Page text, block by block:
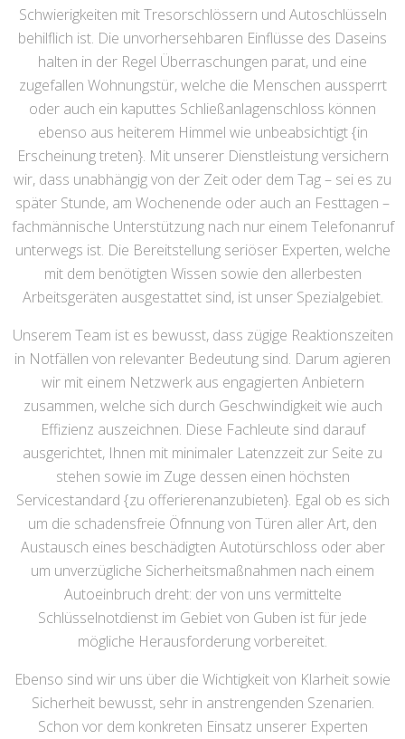
Schwierigkeiten mit Tresorschlössern und Autoschlüsseln
behilflich ist. Die unvorhersehbaren Einflüsse des Daseins
halten in der Regel Überraschungen parat, und eine
zugefallen Wohnungstür, welche die Menschen aussperrt
oder auch ein kaputtes Schließanlagenschloss können
ebenso aus heiterem Himmel wie unbeabsichtigt {in
Erscheinung treten}. Mit unserer Dienstleistung versichern
wir, dass unabhängig von der Zeit oder dem Tag – sei es zu
später Stunde, am Wochenende oder auch an Festtagen –
fachmännische Unterstützung nach nur einem Telefonanruf
unterwegs ist. Die Bereitstellung seriöser Experten, welche
mit dem benötigten Wissen sowie den allerbesten
Arbeitsgeräten ausgestattet sind, ist unser Spezialgebiet.
Unserem Team ist es bewusst, dass zügige Reaktionszeiten
in Notfällen von relevanter Bedeutung sind. Darum agieren
wir mit einem Netzwerk aus engagierten Anbietern
zusammen, welche sich durch Geschwindigkeit wie auch
Effizienz auszeichnen. Diese Fachleute sind darauf
ausgerichtet, Ihnen mit minimaler Latenzzeit zur Seite zu
stehen sowie im Zuge dessen einen höchsten
Servicestandard {zu offerierenanzubieten}. Egal ob es sich
um die schadensfreie Öfnnung von Türen aller Art, den
Austausch eines beschädigten Autotürschloss oder aber
um unverzügliche Sicherheitsmaßnahmen nach einem
Autoeinbruch dreht: der von uns vermittelte
Schlüsselnotdienst im Gebiet von Guben ist für jede
mögliche Herausforderung vorbereitet.
Ebenso sind wir uns über die Wichtigkeit von Klarheit sowie
Sicherheit bewusst, sehr in anstrengenden Szenarien.
Schon vor dem konkreten Einsatz unserer Experten